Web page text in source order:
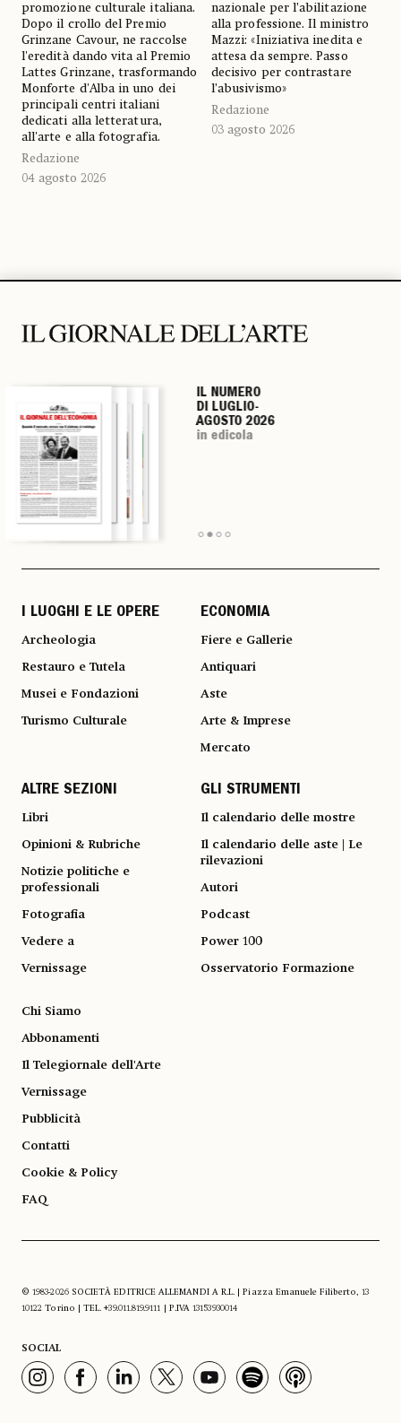
promozione culturale italiana.
Dopo il crollo del Premio
Grinzane Cavour, ne raccolse
l'eredità dando vita al Premio
Lattes Grinzane, trasformando
Monforte d'Alba in uno dei
principali centri italiani
dedicati alla letteratura,
all'arte e alla fotografia.
Redazione
04 agosto 2026
nazionale per l’abilitazione
alla professione. Il ministro
Mazzi: «Iniziativa inedita e
attesa da sempre. Passo
decisivo per contrastare
l’abusivismo»
Redazione
03 agosto 2026
IL NUMERO
DI LUGLIO-
AGOSTO 2026
in edicola
IL NUMERO
DI LUGLIO-
AGOSTO 2026
in edicola
IL NUMERO
DI LUGLIO-
AGOSTO 2026
in edicola
IL NUMERO
DI LUGLIO-
AGOSTO 2026
in edicola
I LUOGHI E LE OPERE
Archeologia
Restauro e Tutela
Musei e Fondazioni
Turismo Culturale
ECONOMIA
Fiere e Gallerie
Antiquari
Aste
Arte & Imprese
Mercato
ALTRE SEZIONI
Libri
Opinioni & Rubriche
Notizie politiche e
professionali
Fotografia
Vedere a
Vernissage
GLI STRUMENTI
Il calendario delle mostre
Il calendario delle aste | Le
rilevazioni
Autori
Podcast
Power 100
Osservatorio Formazione
Chi Siamo
Abbonamenti
Il Telegiornale dell'Arte
Vernissage
Pubblicità
Contatti
Cookie & Policy
FAQ
© 1983-2026 SOCIETÀ EDITRICE ALLEMANDI A R.L. | Piazza Emanuele Filiberto, 13
10122 Torino | TEL. +39.011.819.9111 | P.IVA 13153930014
SOCIAL